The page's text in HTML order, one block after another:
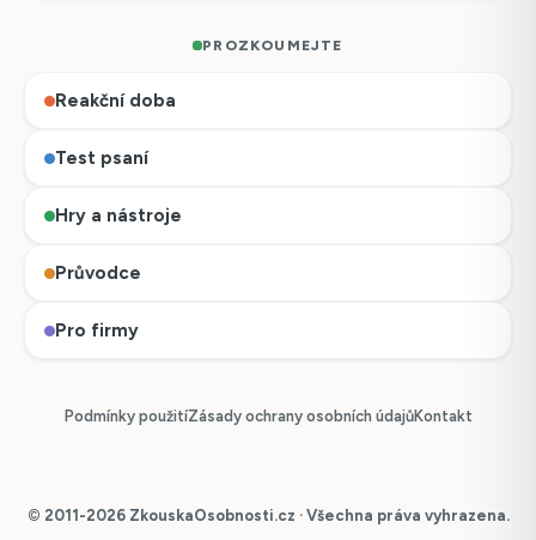
PROZKOUMEJTE
Reakční doba
Test psaní
Hry a nástroje
Průvodce
Pro firmy
Podmínky použitíZásady ochrany osobních údajůKontakt
© 2011-2026 ZkouskaOsobnosti.cz · Všechna práva vyhrazena.